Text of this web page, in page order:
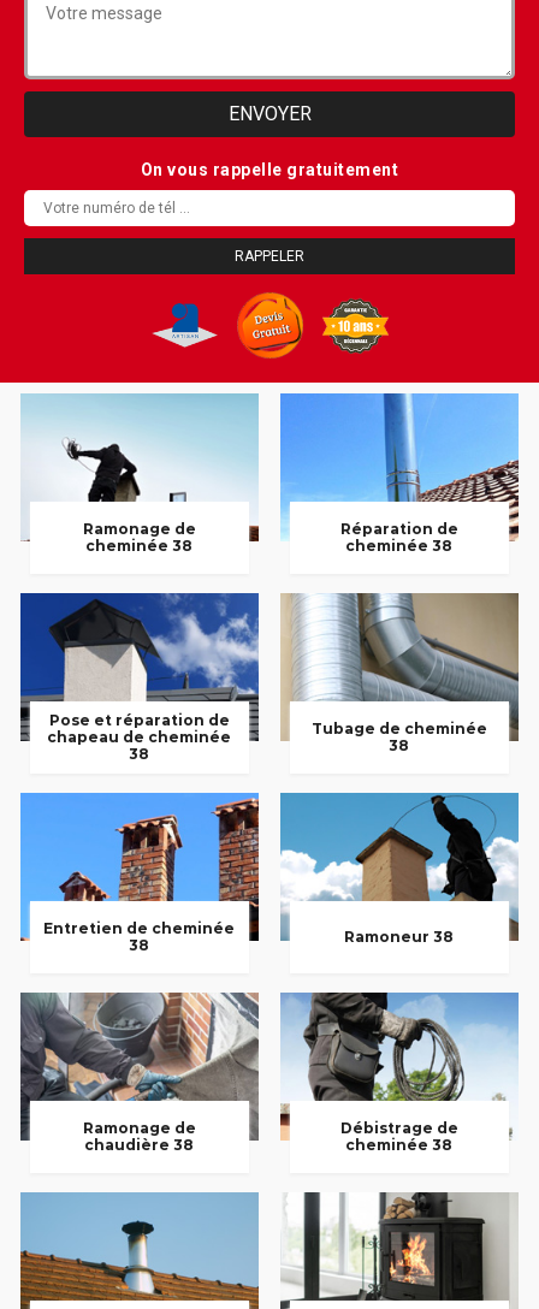
On vous rappelle gratuitement
Ramonage de
cheminée 38
Réparation de
cheminée 38
Pose et réparation de
chapeau de cheminée
38
Tubage de cheminée
38
Entretien de cheminée
38
Ramoneur 38
Ramonage de
chaudière 38
Débistrage de
cheminée 38